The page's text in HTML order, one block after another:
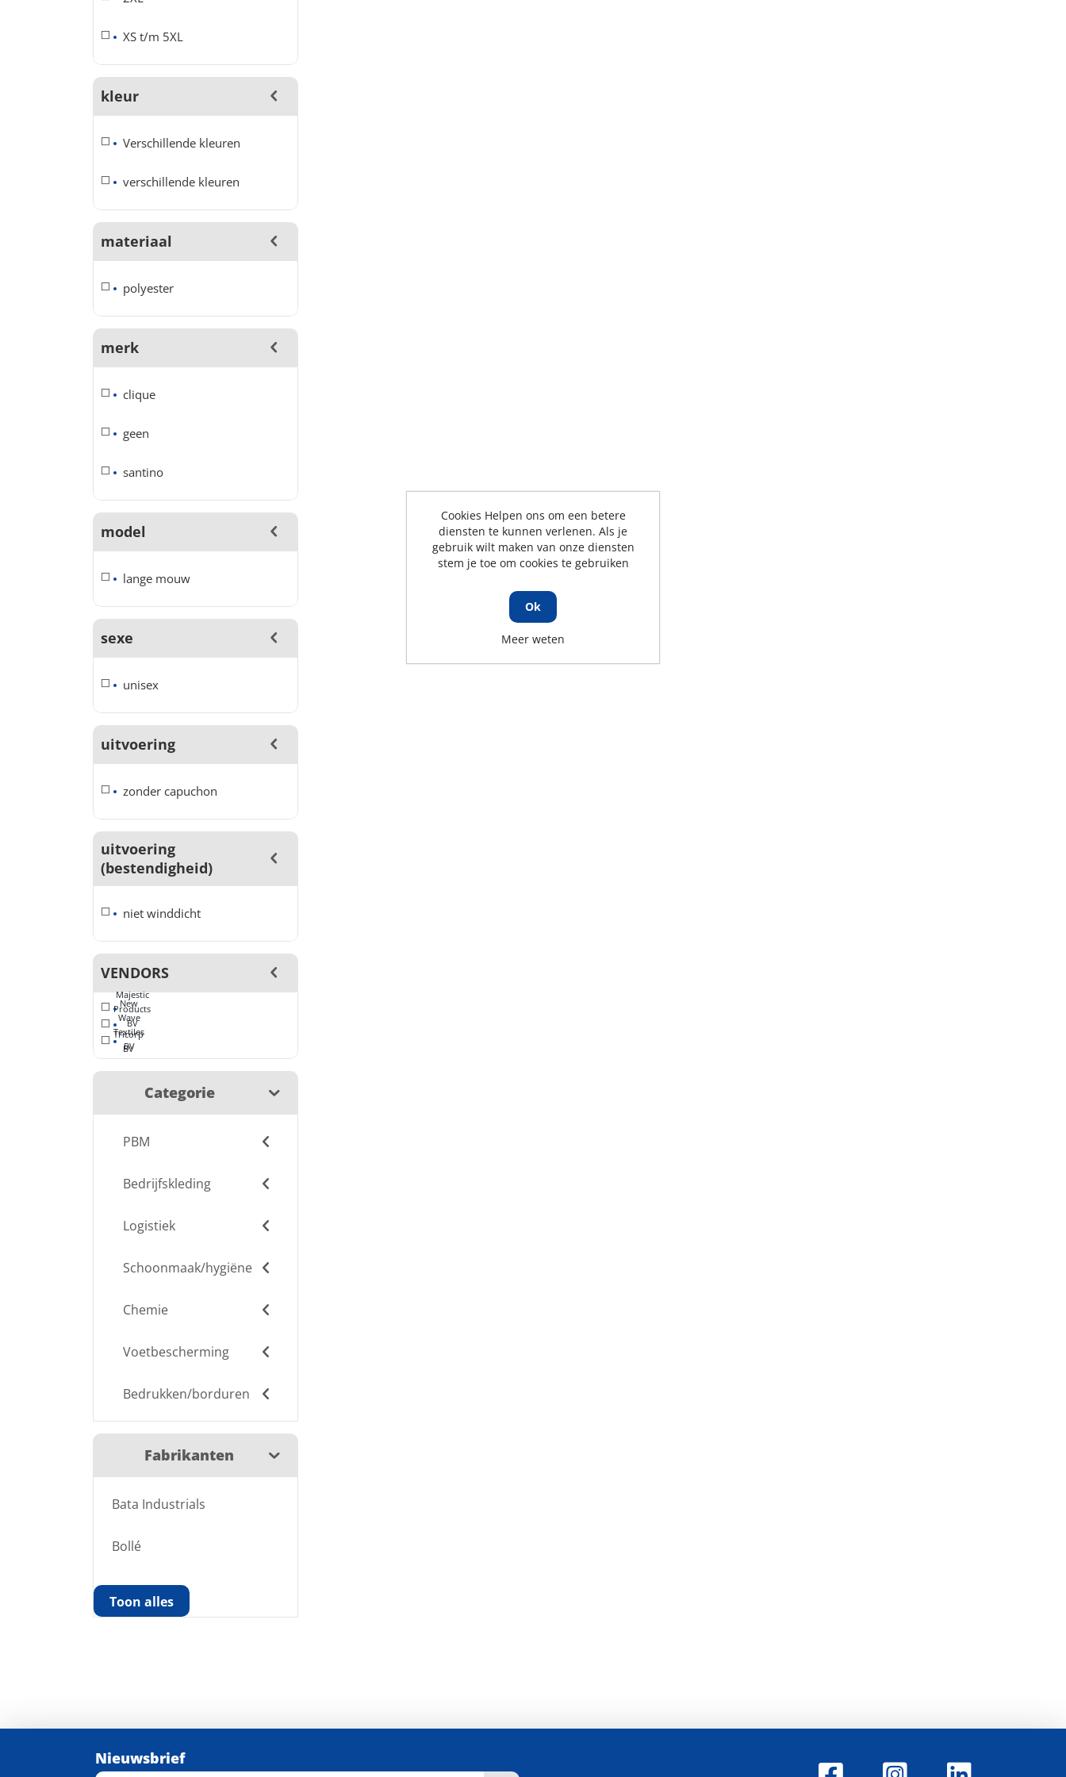
XS t/m 5XL
kleur
Verschillende kleuren
verschillende kleuren
materiaal
polyester
merk
clique
geen
santino
model
lange mouw
sexe
unisex
uitvoering
zonder capuchon
uitvoering
(bestendigheid)
niet winddicht
VENDORS
Majestic
Products
BV
New
Wave
Textiles
BV
Tricorp
BV
Categorie
PBM
Bedrijfskleding
Logistiek
Schoonmaak/hygiëne
Chemie
Voetbescherming
Bedrukken/borduren
Fabrikanten
Bata Industrials
Bollé
Toon alles
Nieuwsbrief
Cookies Helpen ons om een betere
diensten te kunnen verlenen. Als je
gebruik wilt maken van onze diensten
stem je toe om cookies te gebruiken
Ok
Meer weten